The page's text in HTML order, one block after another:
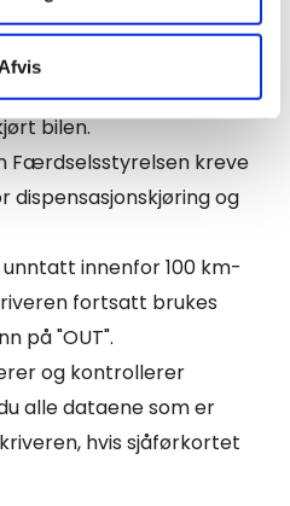
også under
dokumentere hvilke
bilen.
Færdselsstyrelsen kreve
dispensasjonskjøring og
innenfor 100 km-
fortsatt brukes
på "OUT".
og kontrollerer
alle dataene som er
hvis sjåførkortet